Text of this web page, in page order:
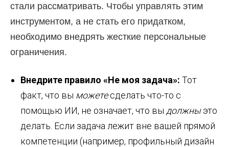
стали рассматривать. Чтобы управлять этим
инструментом, а не стать его придатком,
необходимо внедрять жесткие персональные
ограничения.
Внедрите правило «Не моя задача»: Тот
факт, что вы можетесделать что-то с
помощью ИИ, не означает, что вы должныэто
делать. Если задача лежит вне вашей прямой
компетенции (например, профильный дизайн